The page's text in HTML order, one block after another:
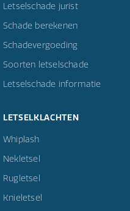
Letselschade jurist
Schade berekenen
Schadevergoeding
Soorten letselschade
Letselschade informatie
LETSELKLACHTEN
Whiplash
Nekletsel
Rugletsel
Knieletsel